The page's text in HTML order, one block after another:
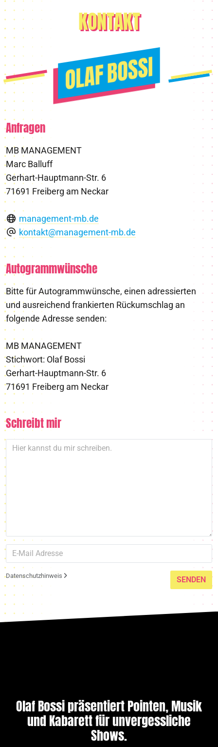
KONTAKT
Anfragen
MB MANAGEMENT
Marc Balluff
Gerhart-Hauptmann-Str. 6
71691 Freiberg am Neckar
management-mb.de
kontakt@management-mb.de
Autogrammwünsche
Bitte für Autogrammwünsche, einen adressierten
und ausreichend frankierten Rückumschlag an
folgende Adresse senden:
MB MANAGEMENT
Stichwort: Olaf Bossi
Gerhart-Hauptmann-Str. 6
71691 Freiberg am Neckar
Schreibt mir
Datenschutzhinweis SENDEN
Olaf Bossi präsentiert Pointen, Musik
und Kabarett für unvergessliche
Shows.